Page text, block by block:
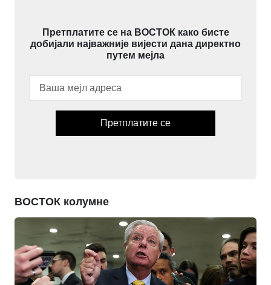
Претплатите се на ВОСТОК како бисте
добијали најважније вијести дана директно
путем мејла
Претплатите се
ВОСТОК колумне